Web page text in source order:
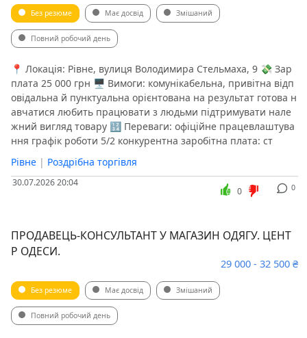
Без резюме Має досвід Змішаний
Повний робочий день
📍 Локація: Рівне, вулиця Володимира Стельмаха, 9 💸 Зар
плата 25 000 грн 🖥 Вимоги: комунікабельна, привітна відп
овідальна й пунктуальна орієнтована на результат готова н
авчатися любить працювати з людьми підтримувати нале
жний вигляд товару 🔢 Переваги: офіційне працевлаштува
ння графік роботи 5/2 конкурентна заробітна плата: ст
Рівне | Роздрібна торгівля
30.07.2026 20:04 0
0
ПРОДАВЕЦЬ-КОНСУЛЬТАНТ У МАГАЗИН ОДЯГУ. ЦЕНТ
Р ОДЕСИ.
29 000 - 32 500 ₴
Без резюме Має досвід Змішаний
Повний робочий день